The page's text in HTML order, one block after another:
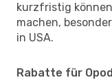
kurzfristig
machen,
in USA.
Rabatte für